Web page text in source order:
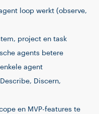
loop werkt (observe,
project en task
agents betere
agent
Discern,
en MVP-features te